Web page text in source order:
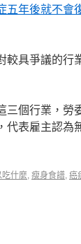
五年後就不會
具爭議的行
個行業，勞
表雇主認為
什麼, 瘦身食譜, 癌